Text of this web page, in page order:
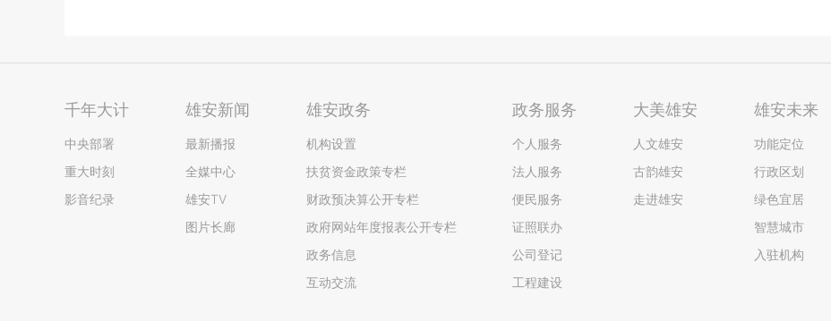
千年大计
中央部署
重大时刻
影音纪录
雄安新闻
最新播报
全媒中心
雄安TV
图片长廊
雄安政务
机构设置
扶贫资金政策专栏
财政预决算公开专栏
政府网站年度报表公开专栏
政务信息
互动交流
政务服务
个人服务
法人服务
便民服务
证照联办
公司登记
工程建设
大美雄安
人文雄安
古韵雄安
走进雄安
雄安未来
功能定位
行政区划
绿色宜居
智慧城市
入驻机构